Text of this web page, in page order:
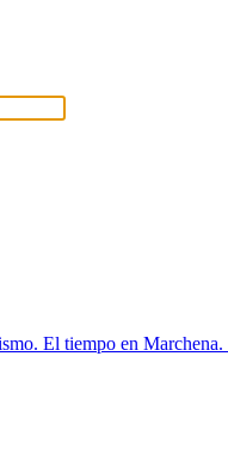
El tiempo en